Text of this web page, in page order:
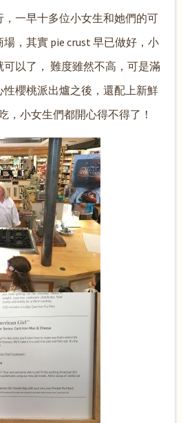
一早十多位小女生和她們的可
，其實 pie crust 早已做好，小
以了， 難度雖然不高，可是滿
櫻桃派出爐之後，還配上新鮮
，小女生們都開心得不得了！